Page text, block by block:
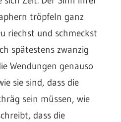
tröpfeln ganz
riechst und schmeckst
spätestens zwanzig
Wendungen genauso
sie sind, dass die
sein müssen, wie
dass die